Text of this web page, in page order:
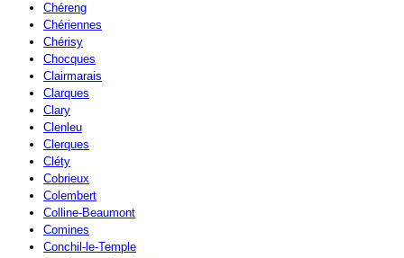
Chéreng
Chériennes
Chérisy
Chocques
Clairmarais
Clarques
Clary
Clenleu
Clerques
Cléty
Cobrieux
Colembert
Colline-Beaumont
Comines
Conchil-le-Temple